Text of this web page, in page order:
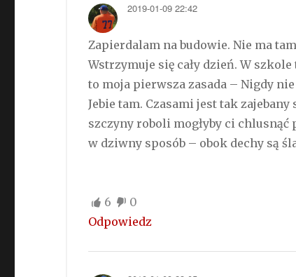
2019-01-09 22:42
Zapierdalam na budowie. Nie ma
Wstrzymuje się cały dzień. W
to moja pierwsza zasada – Nigdy
Jebie tam. Czasami jest tak
szczyny roboli mogłyby ci
w dziwny sposób – obok dechy są
6
0
Odpowiedz